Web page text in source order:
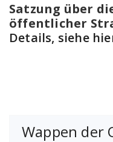
Satzung über
öffentlicher
Details, siehe
Wappen der